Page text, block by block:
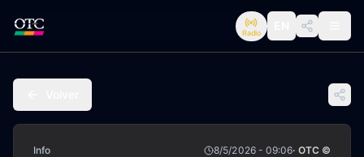
Radio
Info 8/5/2026 - 09:06· OTC ©